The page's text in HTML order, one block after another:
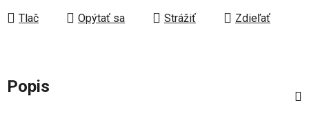
Tlač Opýtať sa Strážiť Zdieľať
Popis